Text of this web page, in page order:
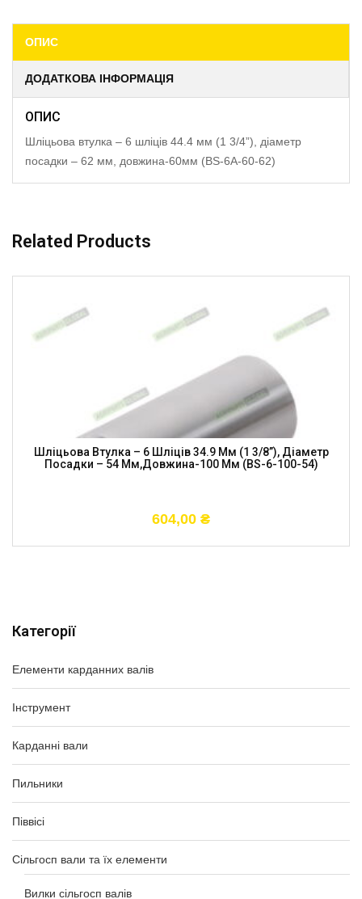
Категорії
Елементи карданних валів
Інструмент
Карданні вали
Пильники
Піввісі
Сільгосп вали та їх елементи
Вилки сільгосп валів
ОПИС
ДОДАТКОВА ІНФОРМАЦІЯ
ОПИС
Шліцьова втулка – 6 шліців 44.4 мм (1 3/4”), діаметр
посадки – 62 мм, довжина-60мм (BS-6A-60-62)
Related Products
Шліцьова Втулка – 6 Шліців 34.9 Мм (1 3/8”), Діаметр
Посадки – 54 Мм,довжина-100 Мм (BS-6-100-54)
604,00 ₴